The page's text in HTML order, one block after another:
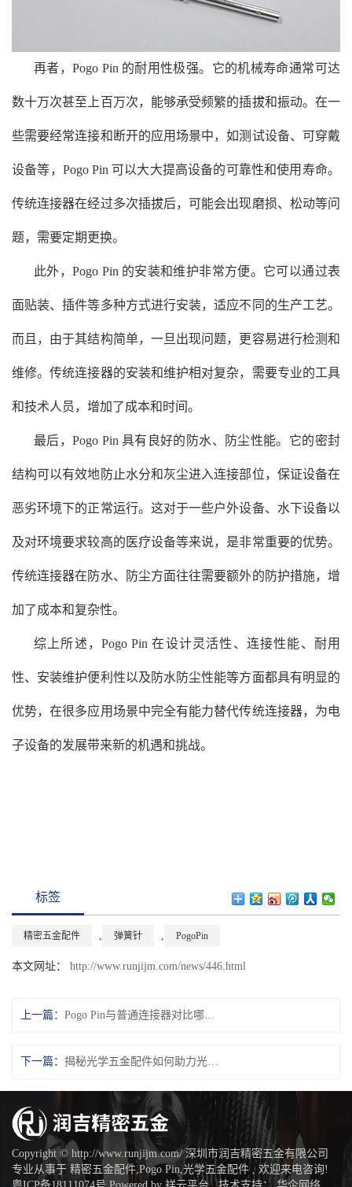
再者，Pogo Pin 的耐用性极强。它的机械寿命通常可达
数十万次甚至上百万次，能够承受频繁的插拔和振动。在一
些需要经常连接和断开的应用场景中，如测试设备、可穿戴
设备等，Pogo Pin 可以大大提高设备的可靠性和使用寿命。
传统连接器在经过多次插拔后，可能会出现磨损、松动等问
题，需要定期更换。
此外，Pogo Pin 的安装和维护非常方便。它可以通过表
面贴装、插件等多种方式进行安装，适应不同的生产工艺。
而且，由于其结构简单，一旦出现问题，更容易进行检测和
维修。传统连接器的安装和维护相对复杂，需要专业的工具
和技术人员，增加了成本和时间。
最后，Pogo Pin 具有良好的防水、防尘性能。它的密封
结构可以有效地防止水分和灰尘进入连接部位，保证设备在
恶劣环境下的正常运行。这对于一些户外设备、水下设备以
及对环境要求较高的医疗设备等来说，是非常重要的优势。
传统连接器在防水、防尘方面往往需要额外的防护措施，增
加了成本和复杂性。
综上所述，Pogo Pin 在设计灵活性、连接性能、耐用
性、安装维护便利性以及防水防尘性能等方面都具有明显的
优势，在很多应用场景中完全有能力替代传统连接器，为电
子设备的发展带来新的机遇和挑战。
标签
精密五金配件 弹簧针 PogoPin
本文网址： http://www.runjijm.com/news/446.html
上一篇：
下一篇：
Copyright © http://www.runjijm.com/ 深圳市润吉精密五金有限公司
专业从事于精密五金配件 Pogo Pin 光学五金配件, 欢迎来电咨询!